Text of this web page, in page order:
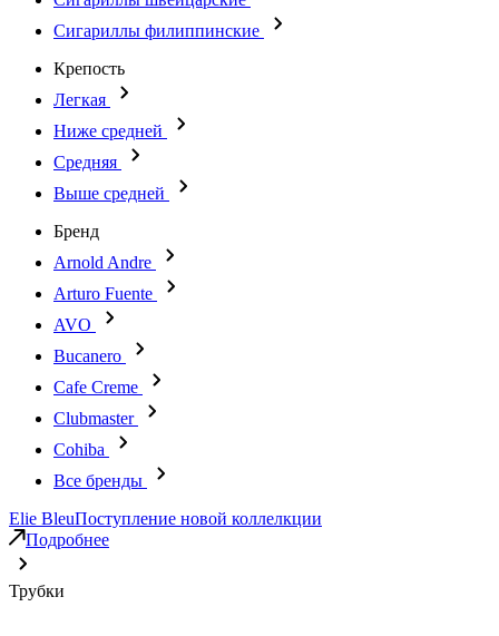
Сигариллы филиппинские
Крепость
Легкая
Ниже средней
Средняя
Выше средней
Бренд
Arnold Andre
Arturo Fuente
AVO
Bucanero
Cafe Creme
Clubmaster
Cohiba
Все бренды
Elie BleuПоступление новой коллелкции
Подробнее
Трубки